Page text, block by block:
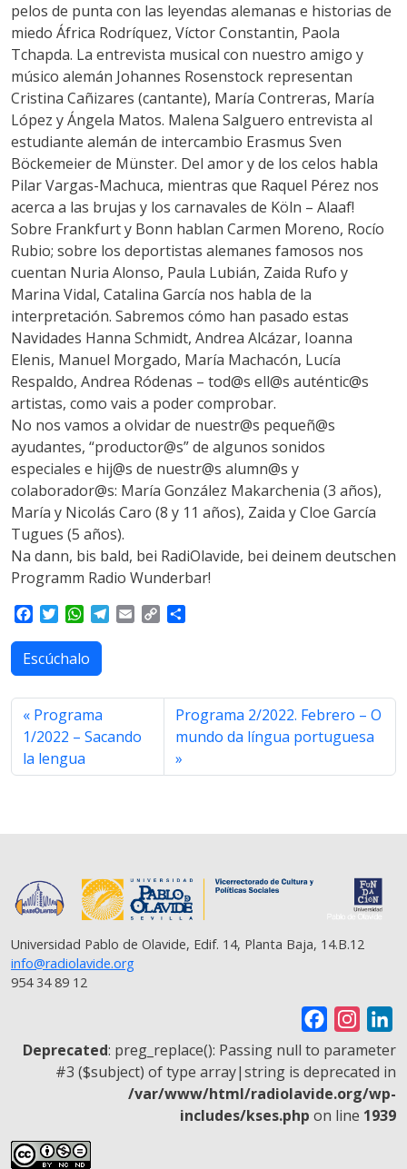
pelos de punta con las leyendas alemanas e historias de
miedo África Rodríquez, Víctor Constantin, Paola
Tchapda. La entrevista musical con nuestro amigo y
músico alemán Johannes Rosenstock representan
Cristina Cañizares (cantante), María Contreras, María
López y Ángela Matos. Malena Salguero entrevista al
estudiante alemán de intercambio Erasmus Sven
Böckemeier de Münster. Del amor y de los celos habla
Pilar Vargas-Machuca, mientras que Raquel Pérez nos
acerca a las brujas y los carnavales de Köln – Alaaf!
Sobre Frankfurt y Bonn hablan Carmen Moreno, Rocío
Rubio; sobre los deportistas alemanes famosos nos
cuentan Nuria Alonso, Paula Lubián, Zaida Rufo y
Marina Vidal, Catalina García nos habla de la
interpretación. Sabremos cómo han pasado estas
Navidades Hanna Schmidt, Andrea Alcázar, Ioanna
Elenis, Manuel Morgado, María Machacón, Lucía
Respaldo, Andrea Ródenas – tod@s ell@s auténtic@s
artistas, como vais a poder comprobar.
No nos vamos a olvidar de nuestr@s pequeñ@s
ayudantes, “productor@s” de algunos sonidos
especiales e hij@s de nuestr@s alumn@s y
colaborador@s: María González Makarchenia (3 años),
María y Nicolás Caro (8 y 11 años), Zaida y Cloe García
Tugues (5 años).
Na dann, bis bald, bei RadiOlavide, bei deinem deutschen
Programm Radio Wunderbar!
e
o
o
k
i
t
e
r
W
t
A
p
p
r
m
i
Escúchalo
Programa
1/2022 – Sacando
la lengua
Programa 2/2022. Febrero – O
mundo da língua portuguesa
Universidad Pablo de Olavide, Edif. 14, Planta Baja, 14.B.12
info@radiolavide.org
954 34 89 12
a
c
e
b
n
s
t
a
i
n
k
e
Deprecated: preg_replace(): Passing null to parameter
#3 ($subject) of type array|string is deprecated in
/var/www/html/radiolavide.org/wp-
includes/kses.php on line 1939